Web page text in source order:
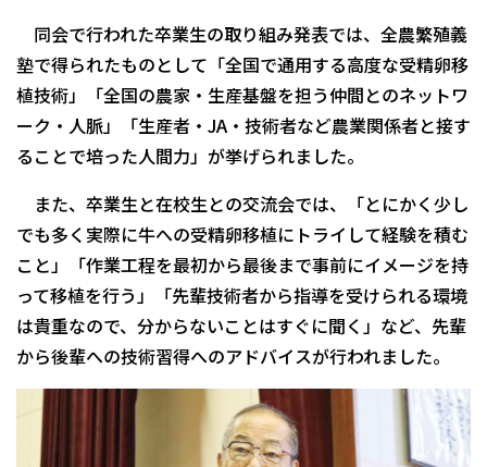
同会で行われた卒業生の取り組み発表では、全農繁殖義
塾で得られたものとして「全国で通用する高度な受精卵移
植技術」「全国の農家・生産基盤を担う仲間とのネットワ
ーク・人脈」「生産者・JA・技術者など農業関係者と接す
ることで培った人間力」が挙げられました。
また、卒業生と在校生との交流会では、「とにかく少し
でも多く実際に牛への受精卵移植にトライして経験を積む
こと」「作業工程を最初から最後まで事前にイメージを持
って移植を行う」「先輩技術者から指導を受けられる環境
は貴重なので、分からないことはすぐに聞く」など、先輩
から後輩への技術習得へのアドバイスが行われました。